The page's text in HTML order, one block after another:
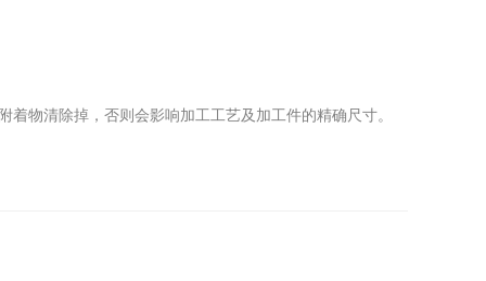
物清除掉，否则会影响加工工艺及加工件的精确尺寸。